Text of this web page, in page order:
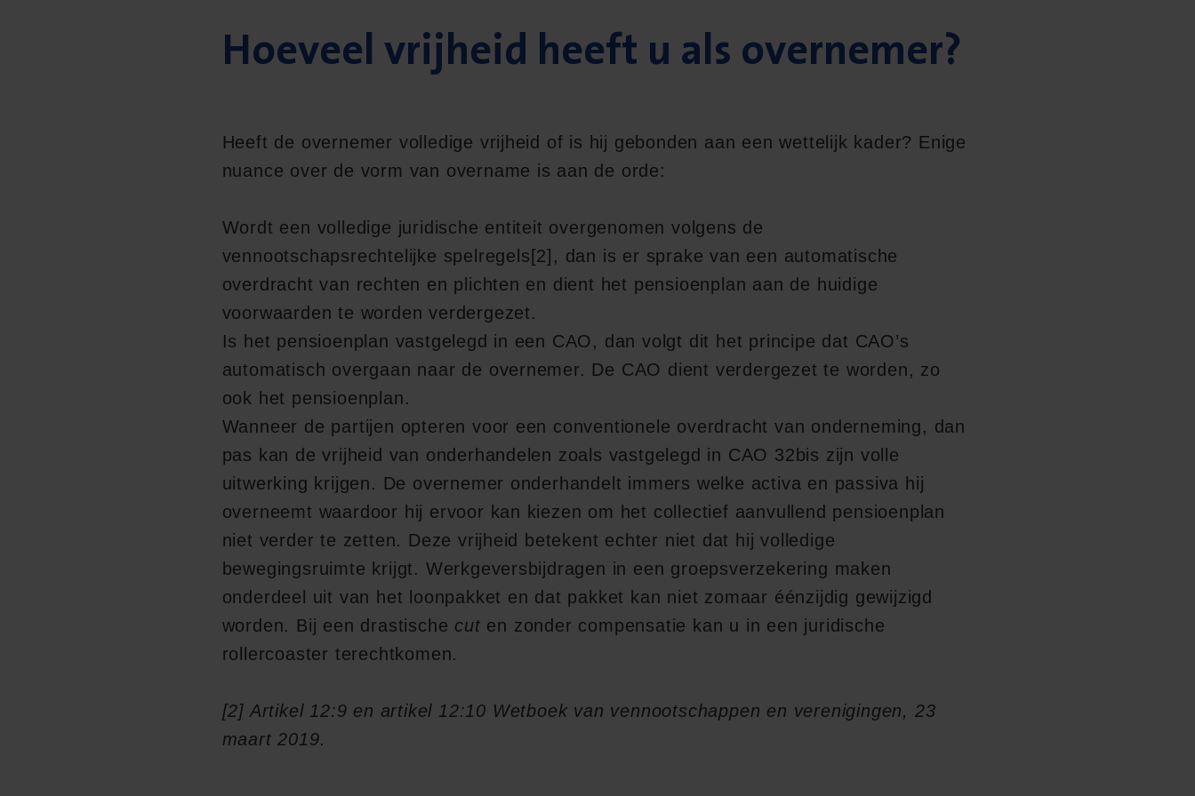
Hoeveel vrijheid heeft u als overnemer?
Heeft de overnemer volledige vrijheid of is hij gebonden aan een wettelijk kader? Enige
nuance over de vorm van overname is aan de orde:
Wordt een volledige juridische entiteit overgenomen volgens de
vennootschapsrechtelijke spelregels [2] , dan is er sprake van een automatische
overdracht van rechten en plichten en dient het pensioenplan aan de huidige
voorwaarden te worden verdergezet.
Is het pensioenplan vastgelegd in een CAO, dan volgt dit het principe dat CAO’s
automatisch overgaan naar de overnemer. De CAO dient verdergezet te worden, zo
ook het pensioenplan.
Wanneer de partijen opteren voor een conventionele overdracht van onderneming, dan
pas kan de vrijheid van onderhandelen zoals vastgelegd in CAO 32bis zijn volle
uitwerking krijgen. De overnemer onderhandelt immers welke activa en passiva hij
overneemt waardoor hij ervoor kan kiezen om het collectief aanvullend pensioenplan
niet verder te zetten. Deze vrijheid betekent echter niet dat hij volledige
bewegingsruimte krijgt. Werkgeversbijdragen in een groepsverzekering maken
onderdeel uit van het loonpakket en dat pakket kan niet zomaar éénzijdig gewijzigd
worden. Bij een drastische cut en zonder compensatie kan u in een juridische
rollercoaster terechtkomen.
[2] Artikel 12:9 en artikel 12:10 Wetboek van vennootschappen en verenigingen, 23
maart 2019.